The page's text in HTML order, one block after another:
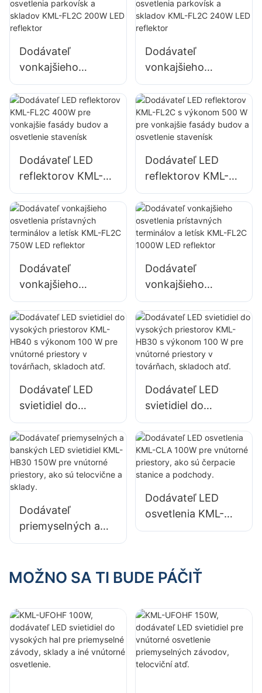
vonkajšie billboardy
a osvetlenie
reklamných
nápisov
priestorov
Dodávateľ
vonkajšieho
osvetlenia
parkovísk a skladov
KML-FL2C 200W
LED reflektor
Dodávateľ
vonkajšieho
osvetlenia
parkovísk a skladov
KML-FL2C 240W
LED reflektor
Dodávateľ LED
reflektorov KML-
FL2C 400W pre
vonkajšie fasády
budov a osvetlenie
stavenísk
Dodávateľ LED
reflektorov KML-
FL2C s výkonom
500 W pre
vonkajšie fasády
budov a osvetlenie
Dodávateľ
vonkajšieho
osvetlenia
prístavných
terminálov a letísk
KML-FL2C 750W
LED reflektor
Dodávateľ
vonkajšieho
osvetlenia
prístavných
terminálov a letísk
KML-FL2C 1000W
LED reflektor
Dodávateľ LED
svietidiel do
vysokých
priestorov KML-
HB40 s výkonom
100 W pre vnútorné
priestory v
skladoch atď.
Dodávateľ LED
svietidiel do
vysokých
priestorov KML-
HB30 s výkonom
100 W pre vnútorné
továrňach,
skladoch atď.
Dodávateľ
priemyselných a
banských LED
HB30 150W pre
sklady.
Dodávateľ LED
osvetlenia KML-
CLA 100W pre
stanice a
MOŽNO SA TI BUDE PÁČIŤ